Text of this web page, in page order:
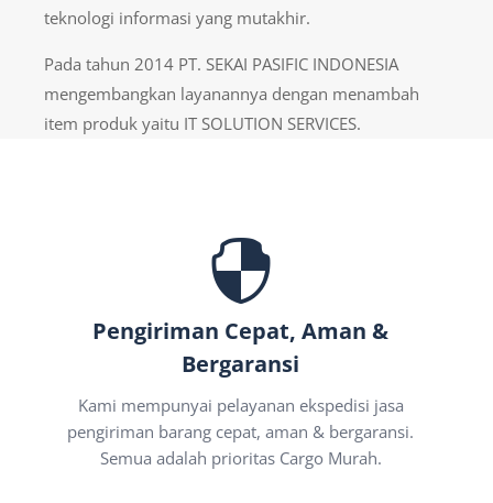
teknologi informasi yang mutakhir.
Pada tahun 2014 PT. SEKAI PASIFIC INDONESIA
mengembangkan layanannya dengan menambah
item produk yaitu IT SOLUTION SERVICES.

Pengiriman Cepat, Aman &
Bergaransi
Kami mempunyai pelayanan ekspedisi jasa
pengiriman barang cepat, aman & bergaransi.
Semua adalah prioritas Cargo Murah.